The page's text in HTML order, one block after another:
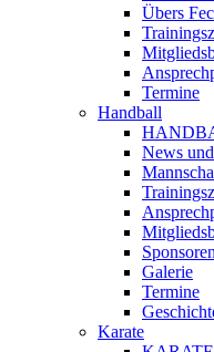
Übers
Termine
Handball
News
Sponsoren
Galerie
Termine
Karate